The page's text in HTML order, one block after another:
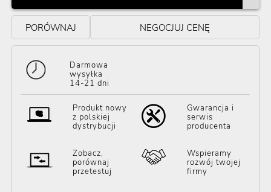
PORÓWNAJ NEGOCJUJ CENĘ
Darmowa
wysyłka
14-21 dni
Produkt nowy
z polskiej
dystrybucji
Gwarancja i
serwis
producenta
Zobacz,
porównaj
przetestuj
Wspieramy
rozwój twojej
firmy